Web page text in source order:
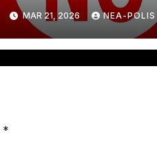
MAR 21, 2026 NEA-POLIS
*